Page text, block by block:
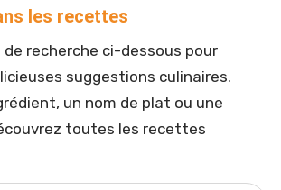
les recettes
de recherche ci-dessous pour
suggestions culinaires.
un nom de plat ou une
toutes les recettes